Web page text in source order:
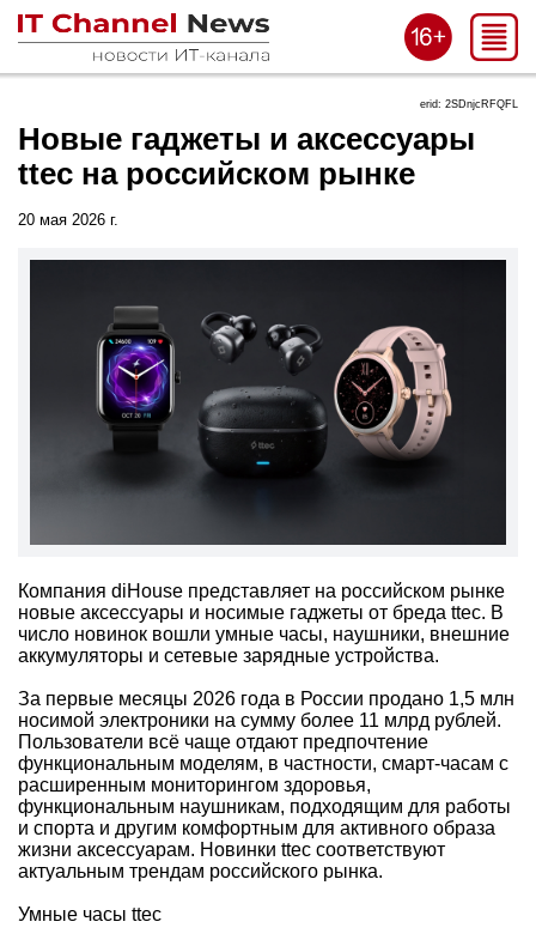
erid: 2SDnjcRFQFL
Новые гаджеты и аксессуары
ttec на российском рынке
20 мая 2026 г.
Компания diHouse представляет на российском рынке
новые аксессуары и носимые гаджеты от бреда ttec. В
число новинок вошли умные часы, наушники, внешние
аккумуляторы и сетевые зарядные устройства.
За первые месяцы 2026 года в России продано 1,5 млн
носимой электроники на сумму более 11 млрд рублей.
Пользователи всё чаще отдают предпочтение
функциональным моделям, в частности, смарт-часам с
расширенным мониторингом здоровья,
функциональным наушникам, подходящим для работы
и спорта и другим комфортным для активного образа
жизни аксессуарам. Новинки ttec соответствуют
актуальным трендам российского рынка.
Умные часы ttec